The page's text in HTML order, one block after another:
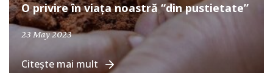
O privire în viața noastră “din pustietate”
23 May 2023April 19, 2024
Citește mai mult